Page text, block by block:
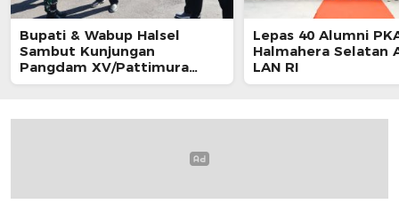
Bupati & Wabup Halsel
Sambut Kunjungan
Pangdam XV/Pattimura
Mayjen TNI Dody Triwinarto
Lepas 40 Alumni
Halmahera Selatan
LAN RI